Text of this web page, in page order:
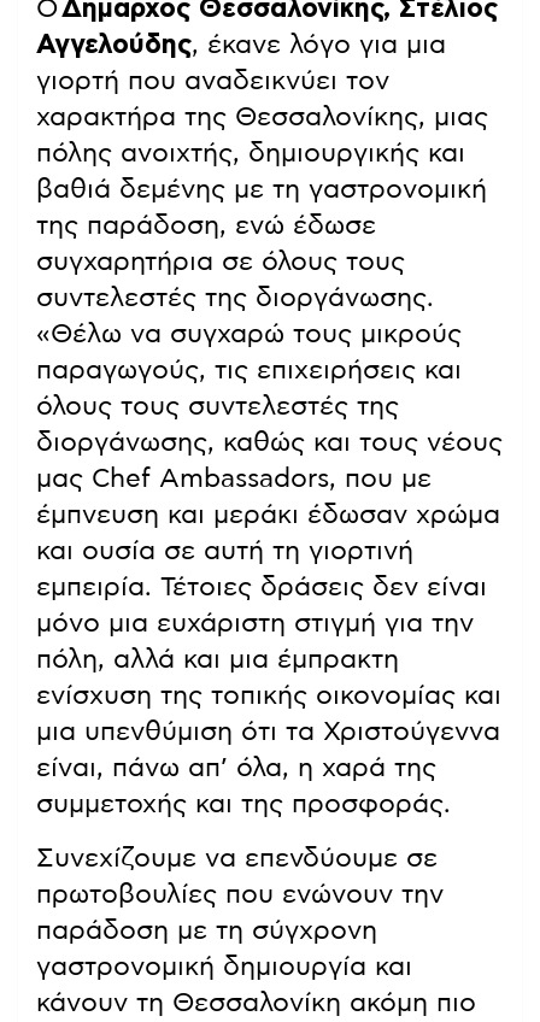
ΟΔήμαρχος Θεσσαλονίκης, Στέλιος
Αγγελούδης, έκανε λόγο για μια
γιορτή που αναδεικνύει τον
χαρακτήρα της Θεσσαλονίκης, μιας
πόλης ανοιχτής, δημιουργικής και
βαθιά δεμένης με τη γαστρονομική
της παράδοση, ενώ έδωσε
συγχαρητήρια σε όλους τους
συντελεστές της διοργάνωσης.
«Θέλω να συγχαρώ τους μικρούς
παραγωγούς, τις επιχειρήσεις και
όλους τους συντελεστές της
διοργάνωσης, καθώς και τους νέους
μας Chef Ambassadors, που με
έμπνευση και μεράκι έδωσαν χρώμα
και ουσία σε αυτή τη γιορτινή
εμπειρία. Τέτοιες δράσεις δεν είναι
μόνο μια ευχάριστη στιγμή για την
πόλη, αλλά και μια έμπρακτη
ενίσχυση της τοπικής οικονομίας και
μια υπενθύμιση ότι τα Χριστούγεννα
είναι, πάνω απ’ όλα, η χαρά της
συμμετοχής και της προσφοράς.
Συνεχίζουμε να επενδύουμε σε
πρωτοβουλίες που ενώνουν την
παράδοση με τη σύγχρονη
γαστρονομική δημιουργία και
κάνουν τη Θεσσαλονίκη ακόμη πιο